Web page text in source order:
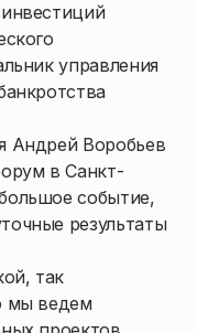
управления
Андрей Воробьев
в Санкт-
событие,
результаты
так
мы ведем